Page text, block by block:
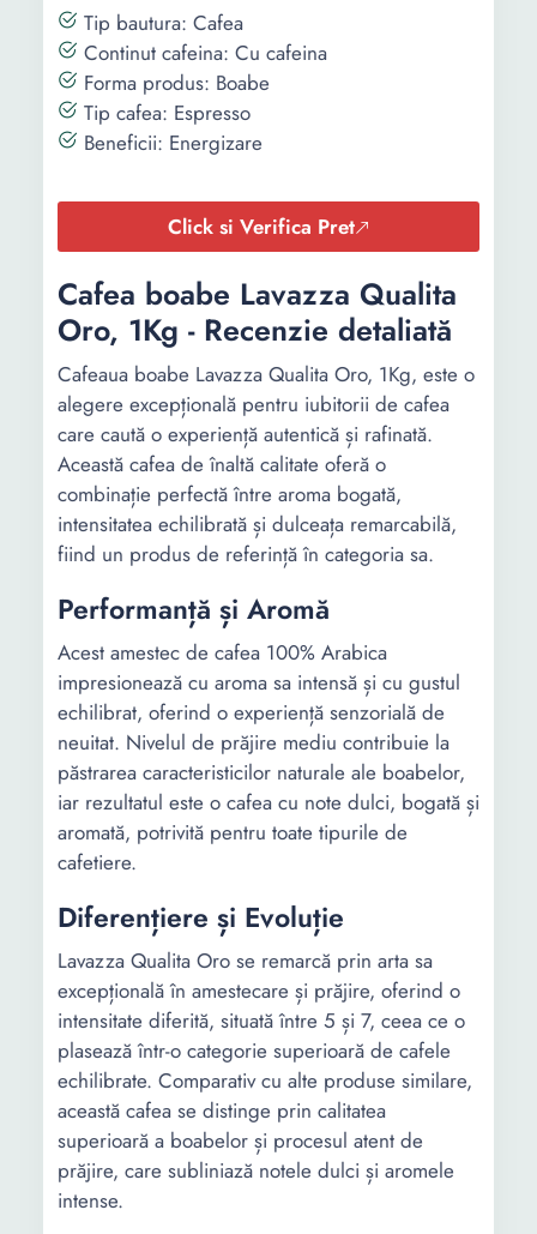
Tip bautura: Cafea
Continut cafeina: Cu cafeina
Forma produs: Boabe
Tip cafea: Espresso
Beneficii: Energizare
Click si Verifica Pret
Cafea boabe Lavazza Qualita
Oro, 1Kg - Recenzie detaliată
Cafeaua boabe Lavazza Qualita Oro, 1Kg, este o
alegere excepțională pentru iubitorii de cafea
care caută o experiență autentică și rafinată.
Această cafea de înaltă calitate oferă o
combinație perfectă între aroma bogată,
intensitatea echilibrată și dulceața remarcabilă,
fiind un produs de referință în categoria sa.
Performanță și Aromă
Acest amestec de cafea 100% Arabica
impresionează cu aroma sa intensă și cu gustul
echilibrat, oferind o experiență senzorială de
neuitat. Nivelul de prăjire mediu contribuie la
păstrarea caracteristicilor naturale ale boabelor,
iar rezultatul este o cafea cu note dulci, bogată și
aromată, potrivită pentru toate tipurile de
cafetiere.
Diferențiere și Evoluție
Lavazza Qualita Oro se remarcă prin arta sa
excepțională în amestecare și prăjire, oferind o
intensitate diferită, situată între 5 și 7, ceea ce o
plasează într-o categorie superioară de cafele
echilibrate. Comparativ cu alte produse similare,
această cafea se distinge prin calitatea
superioară a boabelor și procesul atent de
prăjire, care subliniază notele dulci și aromele
intense.